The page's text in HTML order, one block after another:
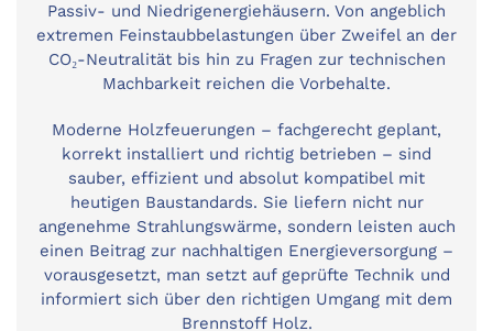
Passiv- und Niedrigenergiehäusern. Von angeblich
extremen Feinstaubbelastungen über Zweifel an der
CO₂-Neutralität bis hin zu Fragen zur technischen
Machbarkeit reichen die Vorbehalte.
Moderne Holzfeuerungen – fachgerecht geplant,
korrekt installiert und richtig betrieben – sind
sauber, effizient und absolut kompatibel mit
heutigen Baustandards. Sie liefern nicht nur
angenehme Strahlungswärme, sondern leisten auch
einen Beitrag zur nachhaltigen Energieversorgung –
vorausgesetzt, man setzt auf geprüfte Technik und
informiert sich über den richtigen Umgang mit dem
Brennstoff Holz.